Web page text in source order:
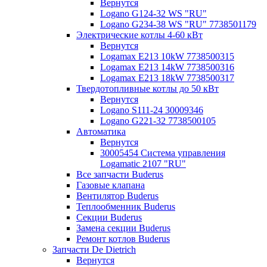
Вернутся
Logano G124-32 WS "RU"
Logano G234-38 WS "RU" 7738501179
Электрические котлы 4-60 кВт
Вернутся
Logamax E213 10kW 7738500315
Logamax E213 14kW 7738500316
Logamax E213 18kW 7738500317
Твердотопливные котлы до 50 кВт
Вернутся
Logano S111-24 30009346
Logano G221-32 7738500105
Автоматика
Вернутся
30005454 Система управления
Logamatic 2107 "RU"
Все запчасти Buderus
Газовые клапана
Вентилятор Buderus
Теплообменник Buderus
Секции Buderus
Замена секции Buderus
Ремонт котлов Buderus
Запчасти De Dietrich
Вернутся